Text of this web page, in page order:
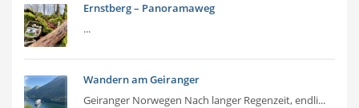
Ernstberg – Panoramaweg
...
Wandern am Geiranger
Geiranger Norwegen Nach langer Regenzeit, endli...